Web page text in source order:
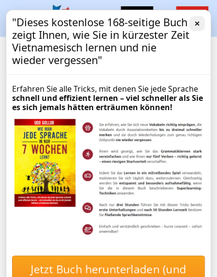
AU-PAIR
Vietnamesisch-Wortschatz
"Dieses kostenlose 168-seitige Buch
zeigt Ihnen, wie Sie in kürzester Zeit
Vietnamesisch lernen und nie
wieder vergessen"
✕
Erfahren Sie alle Tricks, mit denen Sie jede Sprache
schnell und effizient lernen – viel schneller als Sie
es sich jemals hätten erträumen können!
Jetzt Buch herunterladen (und